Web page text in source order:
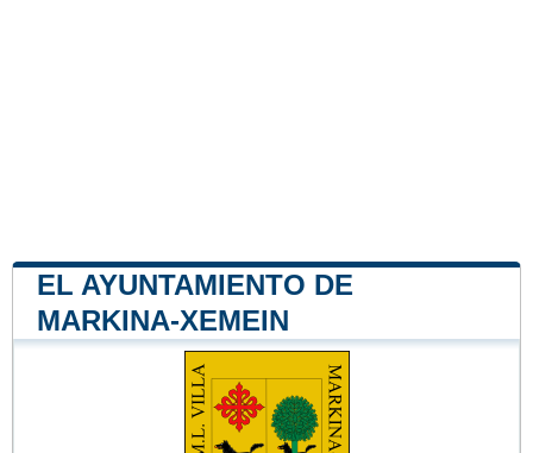
EL AYUNTAMIENTO DE
MARKINA-XEMEIN